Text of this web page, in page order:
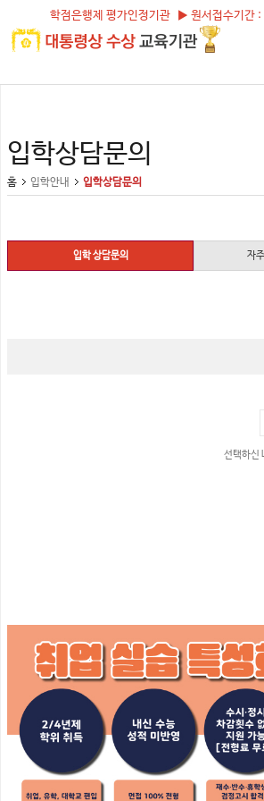
학점은행제 평가인정기관 ▶ 원서접수기간 :
입학상담문의
홈 입학안내 입학상담문의
입학 상담문의 자
선택하신